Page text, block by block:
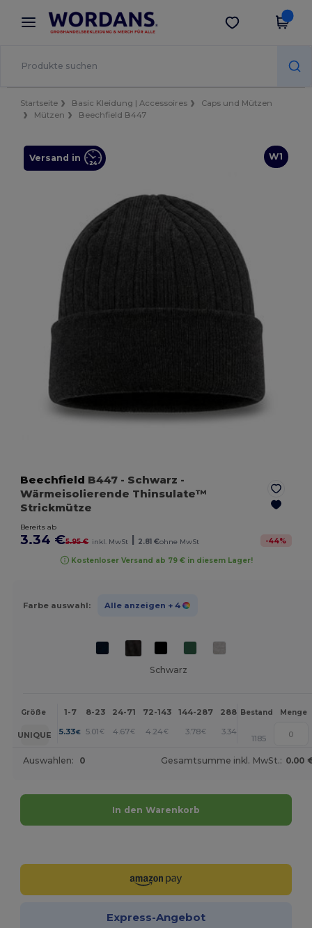
× Wordans App
Bessere Preise in der App!
App holen
Startseite Basic Kleidung | Accessoires
Caps und Mützen
Mützen
Beechfield B447
W1
Versand in
Beechfield B447 - Schwarz -
Wärmeisolierende Thinsulate™
Strickmütze
Bereits ab
3.34 €5.95 € inkl. MwSt | 2.81 €ohne MwSt -44%
Kostenloser Versand ab 79 € in diesem Lager!
Farbe auswahl: Alle anzeigen + 4
Schwarz
Größe 1-7 8-23 24-71 72-143 144-287 288 + Mehr
Bestand Menge
UNIQUE 5.33€ 5.01 € 4.67€ 4.24€ 3.78€ 3.34 +
1185
Auswahlen: 0 Gesamtsumme inkl. MwSt.: 0.00
In den Warenkorb
Express-Angebot